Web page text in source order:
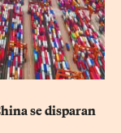
se disparan